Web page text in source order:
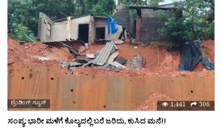
ಟ್ರೆಂಡಿಂಗ್ ನ್ಯೂಸ್ 1,441 306
ಸಂಪ್ಯ: ಭಾರೀ ಮಳೆಗೆ ಕೊಲ್ಯದಲ್ಲಿ ಬರೆ ಜರಿದು, ಕುಸಿದ ಮನೆ!!